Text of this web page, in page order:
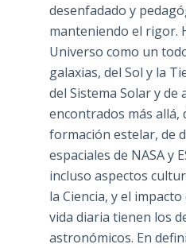
desenfadado y
manteniendo el rigor.
Universo como un
galaxias, del Sol y la
del Sistema Solar y de
encontrados más allá,
formación estelar, de
espaciales de NASA y
incluso aspectos
la Ciencia, y el
vida diaria tienen los
astronómicos. En